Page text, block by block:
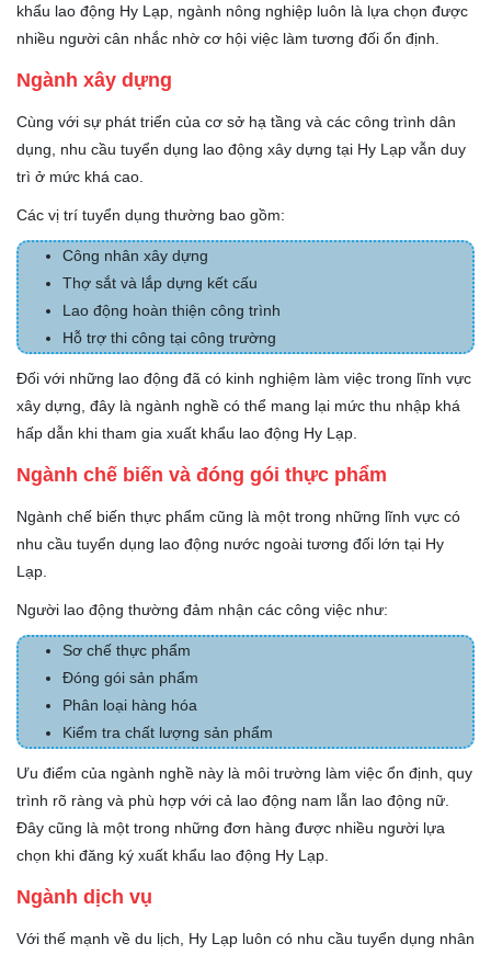
khẩu lao động Hy Lạp, ngành nông nghiệp luôn là lựa chọn được
nhiều người cân nhắc nhờ cơ hội việc làm tương đối ổn định.
Ngành xây dựng
Cùng với sự phát triển của cơ sở hạ tầng và các công trình dân
dụng, nhu cầu tuyển dụng lao động xây dựng tại Hy Lạp vẫn duy
trì ở mức khá cao.
Các vị trí tuyển dụng thường bao gồm:
Công nhân xây dựng
Thợ sắt và lắp dựng kết cấu
Lao động hoàn thiện công trình
Hỗ trợ thi công tại công trường
Đối với những lao động đã có kinh nghiệm làm việc trong lĩnh vực
xây dựng, đây là ngành nghề có thể mang lại mức thu nhập khá
hấp dẫn khi tham gia xuất khẩu lao động Hy Lạp.
Ngành chế biến và đóng gói thực phẩm
Ngành chế biến thực phẩm cũng là một trong những lĩnh vực có
nhu cầu tuyển dụng lao động nước ngoài tương đối lớn tại Hy
Lạp.
Người lao động thường đảm nhận các công việc như:
Sơ chế thực phẩm
Đóng gói sản phẩm
Phân loại hàng hóa
Kiểm tra chất lượng sản phẩm
Ưu điểm của ngành nghề này là môi trường làm việc ổn định, quy
trình rõ ràng và phù hợp với cả lao động nam lẫn lao động nữ.
Đây cũng là một trong những đơn hàng được nhiều người lựa
chọn khi đăng ký xuất khẩu lao động Hy Lạp.
Ngành dịch vụ
Với thế mạnh về du lịch, Hy Lạp luôn có nhu cầu tuyển dụng nhân